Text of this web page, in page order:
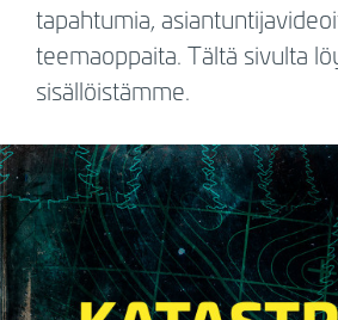
tapahtumia,
teemaoppaita. Tältä sivulta
sisällöistämme.